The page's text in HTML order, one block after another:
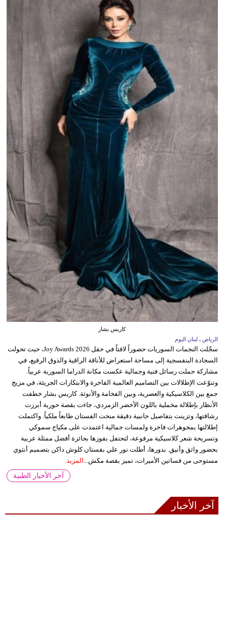
كاريس بشار
الرياض ـ لبنان اليوم
سجّلت النجمات السوريات حضوراً لافتاً في حفل Joy Awards 2026، حيث تحولت
السجادة البنفسجية إلى مساحة استعراض للأناقة الراقية والذوق الرفيع، في
مشاركة حملت رسائل فنية وجمالية عكست مكانة الدراما السورية عربياً.
وتنوّعت الإطلالات بين التصاميم العالمية الفاخرة والابتكارات الجريئة، في مزيج
جمع بين الكلاسيكية والعصرية، وبين الفخامة والأنوثة. كاريس بشار خطفت
الأنظار بإطلالة مخملية باللون الأخضر الزمردي، جاءت بقصة حورية أبرزت
رشاقتها، وتزينت بتفاصيل جانبية دقيقة منحت الفستان طابعاً ملكياً. واكتملت
إطلالتها بمجوهرات فاخرة ولمسات جمالية اعتمدت على مكياج سموكي
وتسريحة شعر كلاسيكية مرفوعة، لتحتفل بفوزها بجائزة أفضل ممثلة عربية
بحضور واثق وأنيق. بدورها، أطلت نور علي بفستان كلوش داكن بتصميم أنثوي
مستوحى من فساتين الأميرات، تميز بقصة مكش...
المزيد
آخر الأخبار الطبية
آخر الأخبار